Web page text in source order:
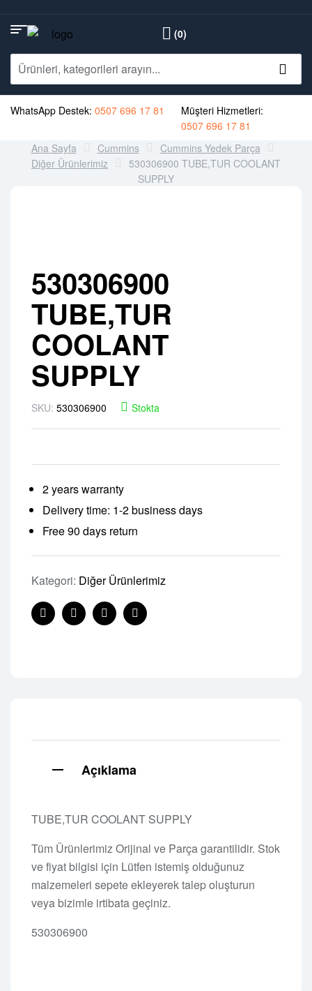
(0)
WhatsApp Destek: 0507 696 17 81
Müşteri Hizmetleri:
0507 696 17 81
Ana Sayfa
Cummins
Cummins Yedek Parça
Diğer Ürünlerimiz
530306900 TUBE,TUR COOLANT
SUPPLY
530306900
TUBE,TUR
COOLANT
SUPPLY
SKU: 530306900 Stokta
2 years warranty
Delivery time: 1-2 business days
Free 90 days return
Kategori: Diğer Ürünlerimiz
FacebookTwitterLinkedinPinterest
Açıklama
TUBE,TUR COOLANT SUPPLY
Tüm Ürünlerimiz Orijinal ve Parça garantilidir. Stok
ve fiyat bilgisi için Lütfen istemiş olduğunuz
malzemeleri sepete ekleyerek talep oluşturun
veya bizimle irtibata geçiniz.
530306900